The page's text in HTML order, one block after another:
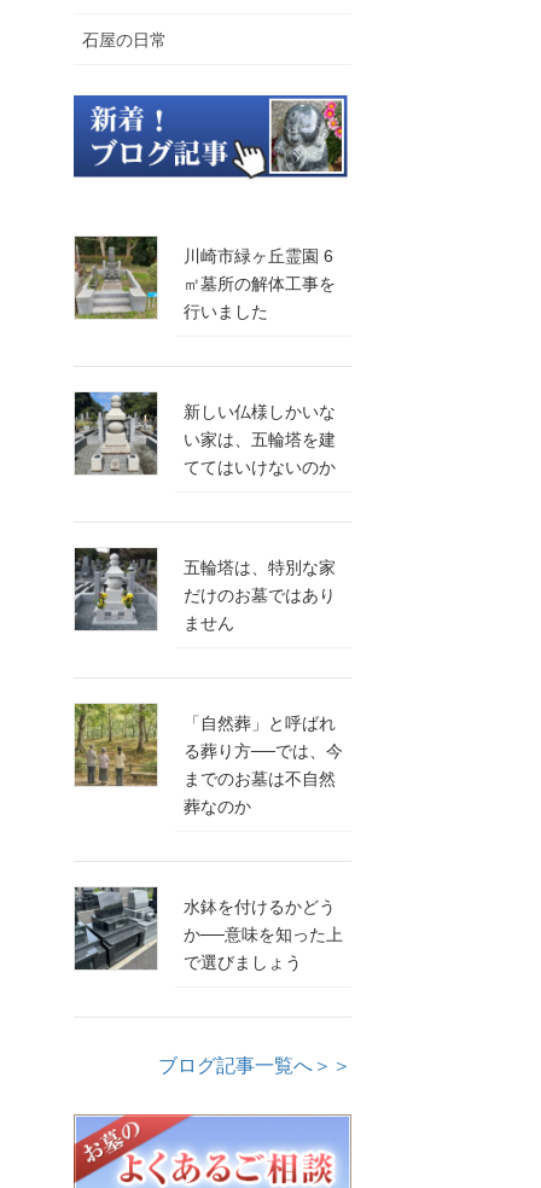
石屋の日常
川崎市緑ヶ丘霊園 6
㎡墓所の解体工事を
行いました
新しい仏様しかいな
い家は、五輪塔を建
ててはいけないのか
五輪塔は、特別な家
だけのお墓ではあり
ません
「自然葬」と呼ばれ
る葬り方──では、今
までのお墓は不自然
葬なのか
水鉢を付けるかどう
か──意味を知った上
で選びましょう
ブログ記事一覧へ＞＞